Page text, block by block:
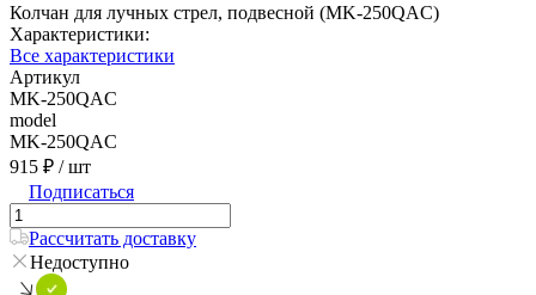
Колчан для лучных стрел, подвесной (MK-250QAC)
Характеристики:
Все характеристики
Артикул
MK-250QAC
model
MK-250QAC
915 ₽ / шт
Подписаться
Рассчитать доставку
Недоступно